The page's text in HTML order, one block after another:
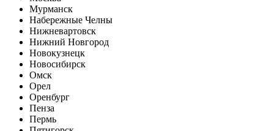
Мурманск
Набережные Челны
Нижневартовск
Нижний Новгород
Новокузнецк
Новосибирск
Омск
Орел
Оренбург
Пенза
Пермь